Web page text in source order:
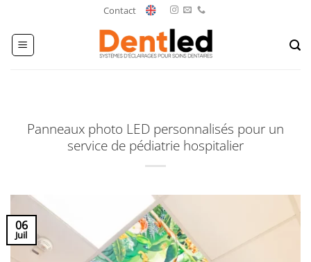
contenu
Contact
Panneaux photo LED personnalisés pour un
service de pédiatrie hospitalier
06
Juil